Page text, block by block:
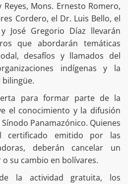
Reyes, Mons. Ernesto Romero,
Cordero, el Dr. Luis Bello, el
José Gregorio Díaz llevarán
que abordarán temáticas
desafíos y llamados del
indígenas y la
para formar parte de la
el conocimiento y la difusión
Panamazónico. Quienes
certificado emitido por las
deberán cancelar un
su cambio en bolívares.
la actividad gratuita, los